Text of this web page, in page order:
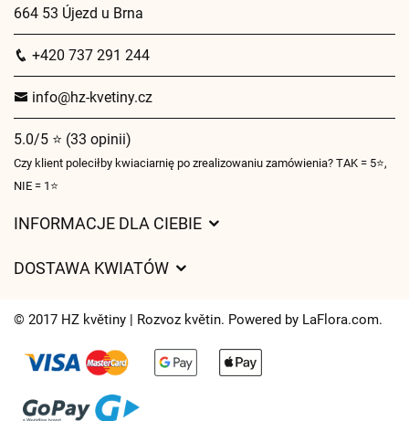
664 53 Újezd u Brna
+420 737 291 244
info@hz-kvetiny.cz
5.0/5 ⭐ (33 opinii)
Czy klient poleciłby kwiaciarnię po zrealizowaniu zamówienia? TAK = 5⭐,
NIE = 1⭐
INFORMACJE DLA CIEBIE
Czasy dostawy kwiatów – przegląd możliwości
DOSTAWA KWIATÓW
Gdzie dostarczamy kwiaty
Ciasteczka
© 2017 HZ květiny | Rozvoz květin. Powered by LaFlora.com.